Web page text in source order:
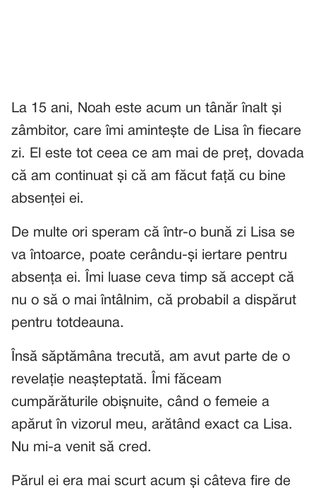
La 15 ani, Noah este acum un tânăr înalt și
zâmbitor, care îmi amintește de Lisa în fiecare
zi. El este tot ceea ce am mai de preț, dovada
că am continuat și că am făcut față cu bine
absenței ei.
De multe ori speram că într-o bună zi Lisa se
va întoarce, poate cerându-și iertare pentru
absența ei. Îmi luase ceva timp să accept că
nu o să o mai întâlnim, că probabil a dispărut
pentru totdeauna.
Însă săptămâna trecută, am avut parte de o
revelație neașteptată. Îmi făceam
cumpărăturile obișnuite, când o femeie a
apărut în vizorul meu, arătând exact ca Lisa.
Nu mi-a venit să cred.
Părul ei era mai scurt acum și câteva fire de